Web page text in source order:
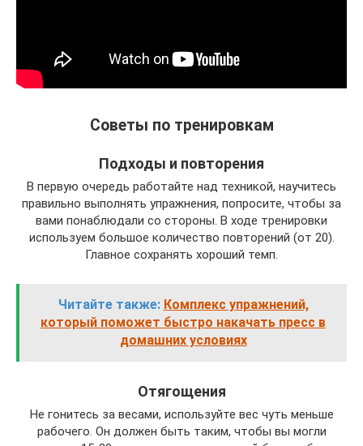
Советы по тренировкам
Подходы и повторения
В первую очередь работайте над техникой, научитесь
правильно выполнять упражнения, попросите, чтобы за
вами понаблюдали со стороны. В ходе тренировки
используем большое количество повторений (от 20).
Главное сохранять хороший темп.
Читайте также: Комплекс упражнений,
который поможет быстро накачать пресс в
домашних условиях
Отягощения
Не гонитесь за весами, используйте вес чуть меньше
рабочего. Он должен быть таким, чтобы вы могли